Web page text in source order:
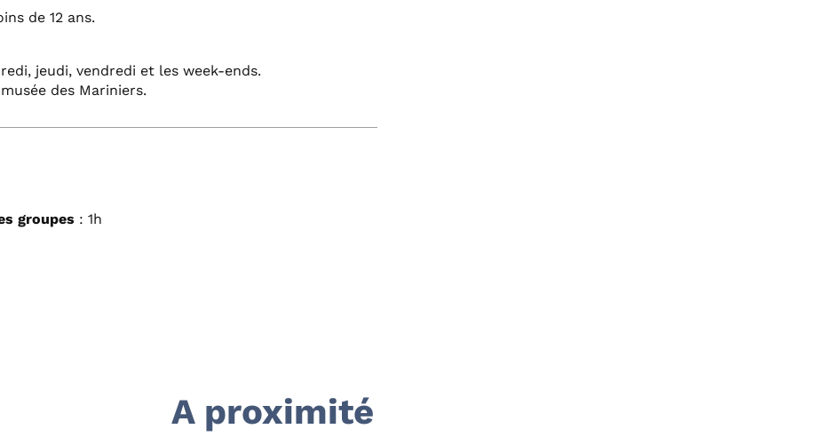
de 12 ans.
jeudi, vendredi et les week-ends.
des Mariniers.
groupes : 1h
A proximité